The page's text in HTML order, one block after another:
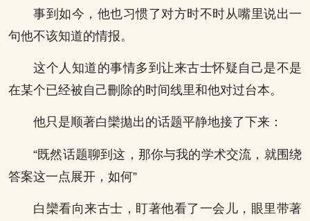
事到如今，他也习惯了对方时不时从嘴里说出一
句他不该知道的情报。
这个人知道的事情多到让来古士怀疑自己是不是
在某个已经被自己刪除的时间线里和他对过台本。
他只是顺著白欒拋出的话题平静地接了下来：
“既然话题聊到这，那你与我的学术交流，就围绕
答案这一点展开，如何”
白欒看向来古士，盯著他看了一会儿，眼里带著